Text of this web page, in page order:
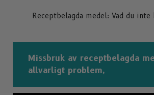
Receptbelagda medel: Vad du
Missbruk av receptbelagda
allvarligt problem,